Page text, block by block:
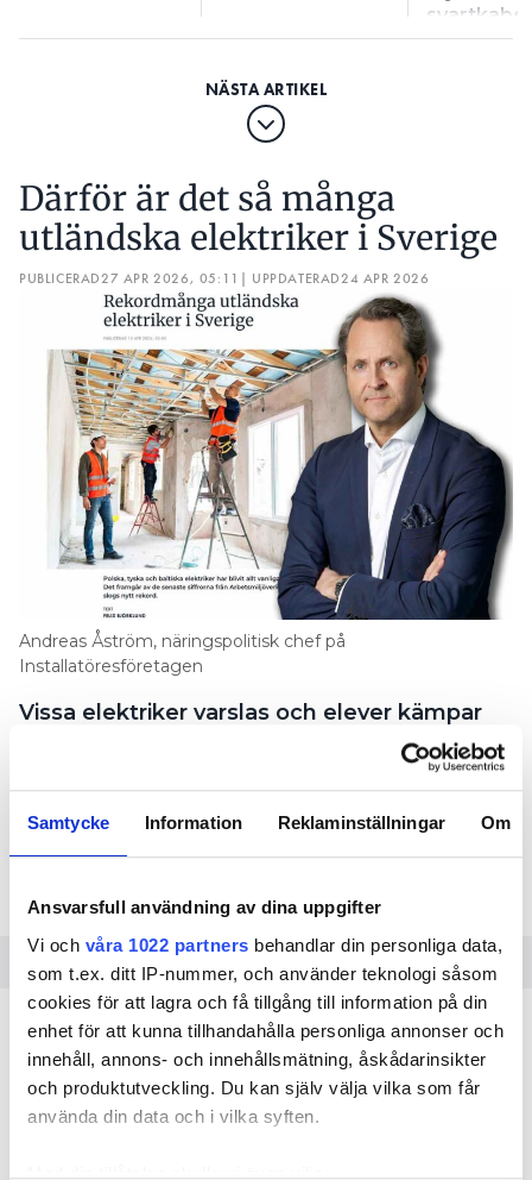
Samtycke Information Reklaminställningar Om
Ansvarsfull användning av dina uppgifter
Vi och våra 1022 partners behandlar din personliga data,
som t.ex. ditt IP-nummer, och använder teknologi såsom
cookies för att lagra och få tillgång till information på din
enhet för att kunna tillhandahålla personliga annonser och
innehåll, annons- och innehållsmätning, åskådarinsikter
och produktutveckling. Du kan själv välja vilka som får
använda din data och i vilka syften.
Med din tillåtelse skulle vi även vilja:
Därför är det så många
utländska elektriker i Sverige
PUBLICERAD27 APR 2026, 05:11 | UPPDATERAD24 APR 2026
Andreas Åström, näringspolitisk chef på
Installatöresföretagen
Vissa elektriker varslas och elever kämpar
för att få lärlingsplats. Varför är samtidigt
utstationerade i Sverige?
LÄS OCKSÅ:
REKORDMÅNGA UTLÄNDSKA ELEKTRIKER I SVERIGE
LÄS OCKSÅ:
BEMANNINGSFIRMAN: ”BEHOVET AV UTLÄNDSKA
INSTALLATÖRER ÖKAR SNABBT”